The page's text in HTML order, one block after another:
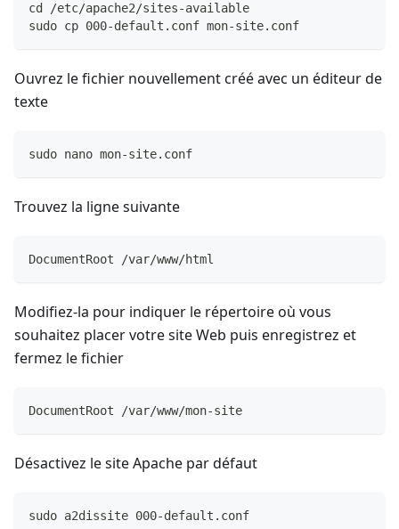
cd /etc/apache2/sites-available
sudo cp 000-default.conf mon-site.conf
Ouvrez le fichier nouvellement créé avec un éditeur de
texte
sudo nano mon-site.conf
Trouvez la ligne suivante
DocumentRoot /var/www/html
Modifiez-la pour indiquer le répertoire où vous
souhaitez placer votre site Web puis enregistrez et
fermez le fichier
DocumentRoot /var/www/mon-site
Désactivez le site Apache par défaut
sudo a2dissite 000-default.conf